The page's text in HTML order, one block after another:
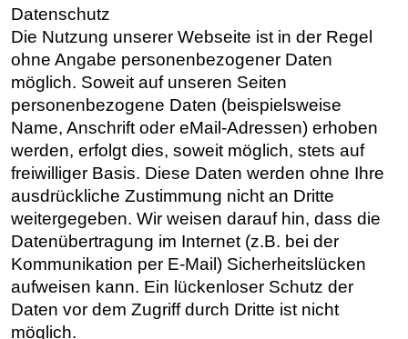
Datenschutz
Die Nutzung unserer Webseite ist in der Regel
ohne Angabe personenbezogener Daten
möglich. Soweit auf unseren Seiten
personenbezogene Daten (beispielsweise
Name, Anschrift oder eMail-Adressen) erhoben
werden, erfolgt dies, soweit möglich, stets auf
freiwilliger Basis. Diese Daten werden ohne Ihre
ausdrückliche Zustimmung nicht an Dritte
weitergegeben. Wir weisen darauf hin, dass die
Datenübertragung im Internet (z.B. bei der
Kommunikation per E-Mail) Sicherheitslücken
aufweisen kann. Ein lückenloser Schutz der
Daten vor dem Zugriff durch Dritte ist nicht
möglich.